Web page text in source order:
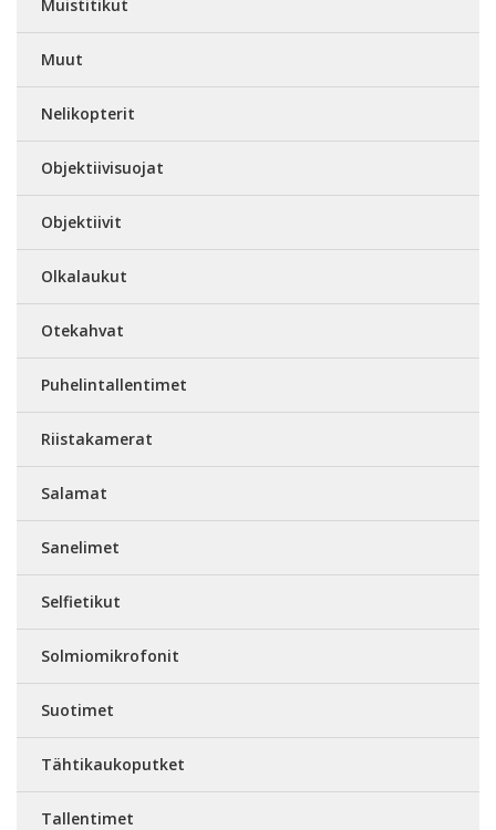
Muistitikut
Muut
Nelikopterit
Objektiivisuojat
Objektiivit
Olkalaukut
Otekahvat
Puhelintallentimet
Riistakamerat
Salamat
Sanelimet
Selfietikut
Solmiomikrofonit
Suotimet
Tähtikaukoputket
Tallentimet